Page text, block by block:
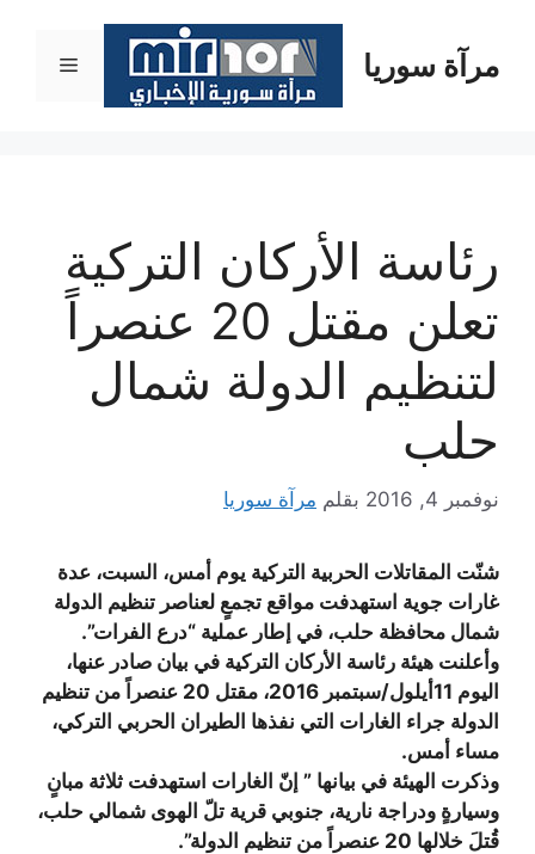
المحتوىمرآة سوريا القائمة
رئاسة الأركان التركية
تعلن مقتل 20 عنصراً
لتنظيم الدولة شمال
حلب
نوفمبر 4, 2016 بقلم مرآة سوريا
شنّت المقاتلات الحربية التركية يوم أمس، السبت، عدة
غارات جوية استهدفت مواقع تجمعٍ لعناصر تنظيم الدولة
شمال محافظة حلب، في إطار عملية “درع الفرات”.
وأعلنت هيئة رئاسة الأركان التركية في بيان صادر عنها،
اليوم 11أيلول/سبتمبر 2016، مقتل 20 عنصراً من تنظيم
الدولة جراء الغارات التي نفذها الطيران الحربي التركي،
مساء أمس.
وذكرت الهيئة في بيانها ” إنّ الغارات استهدفت ثلاثة مبانٍ
وسيارةٍ ودراجة نارية، جنوبي قرية تلّ الهوى شمالي حلب،
قُتلَ خلالها 20 عنصراً من تنظيم الدولة”.